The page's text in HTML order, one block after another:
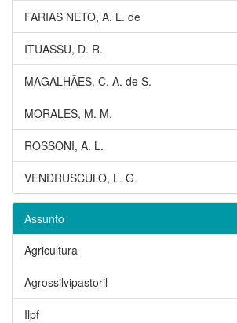
FARIAS NETO, A. L. de
ITUASSU, D. R.
MAGALHÃES, C. A. de S.
MORALES, M. M.
ROSSONI, A. L.
VENDRUSCULO, L. G.
Assunto
Agricultura
Agrossilvipastoril
Ilpf